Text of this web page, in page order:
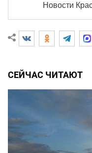
Новости
СЕЙЧАС ЧИТАЮТ